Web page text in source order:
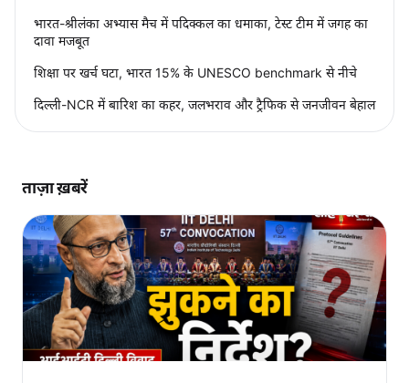
भारत-श्रीलंका अभ्यास मैच में पदिक्कल का धमाका, टेस्ट टीम में जगह का
दावा मजबूत
शिक्षा पर खर्च घटा, भारत 15% के UNESCO benchmark से नीचे
दिल्ली-NCR में बारिश का कहर, जलभराव और ट्रैफिक से जनजीवन बेहाल
ताज़ा ख़बरें